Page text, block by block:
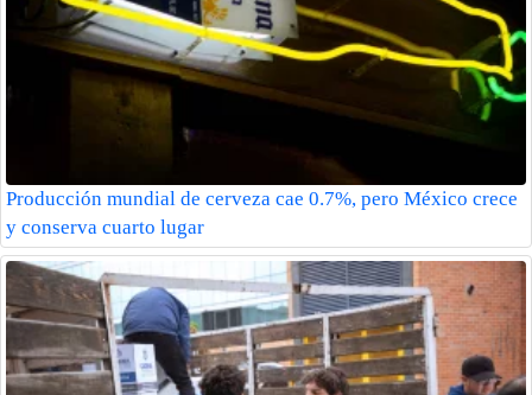
Producción mundial de cerveza cae 0.7%, pero México crece
y conserva cuarto lugar